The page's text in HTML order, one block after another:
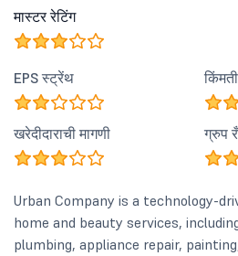
मास्टर रेटिंग
EPS स्ट्रेंथ
खरेदीदाराची मागणी ग्रुप
Urban Company is a technology-
home and beauty services,
plumbing, appliance repair,